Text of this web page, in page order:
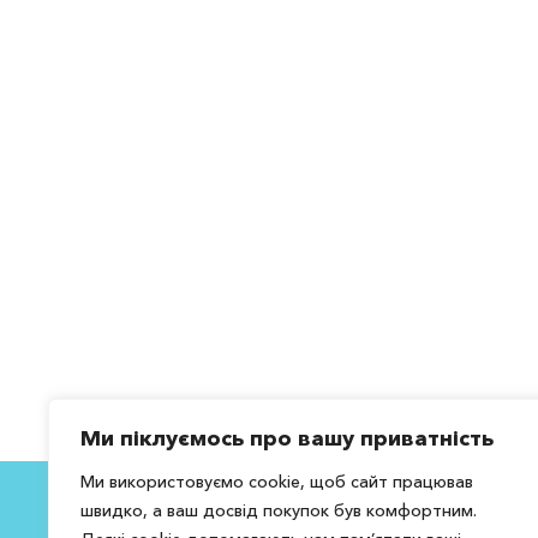
Ми піклуємось про вашу приватність
Ми використовуємо cookie, щоб сайт працював
швидко, а ваш досвід покупок був комфортним.